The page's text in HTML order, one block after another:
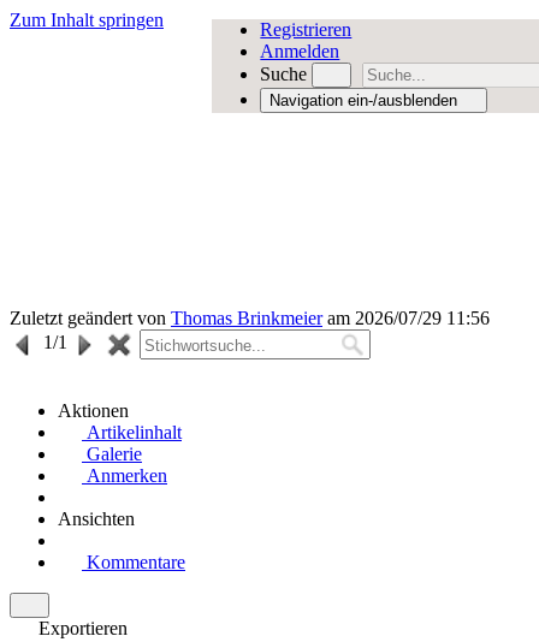
Zum Inhalt springen
Registrieren
Anmelden
Suche
Navigation ein-/ausblenden
Zuletzt geändert von Thomas Brinkmeieram 2026/07/29 11:56
1/1
Aktionen
Artikelinhalt
Galerie
Anmerken
Ansichten
Kommentare
Exportieren